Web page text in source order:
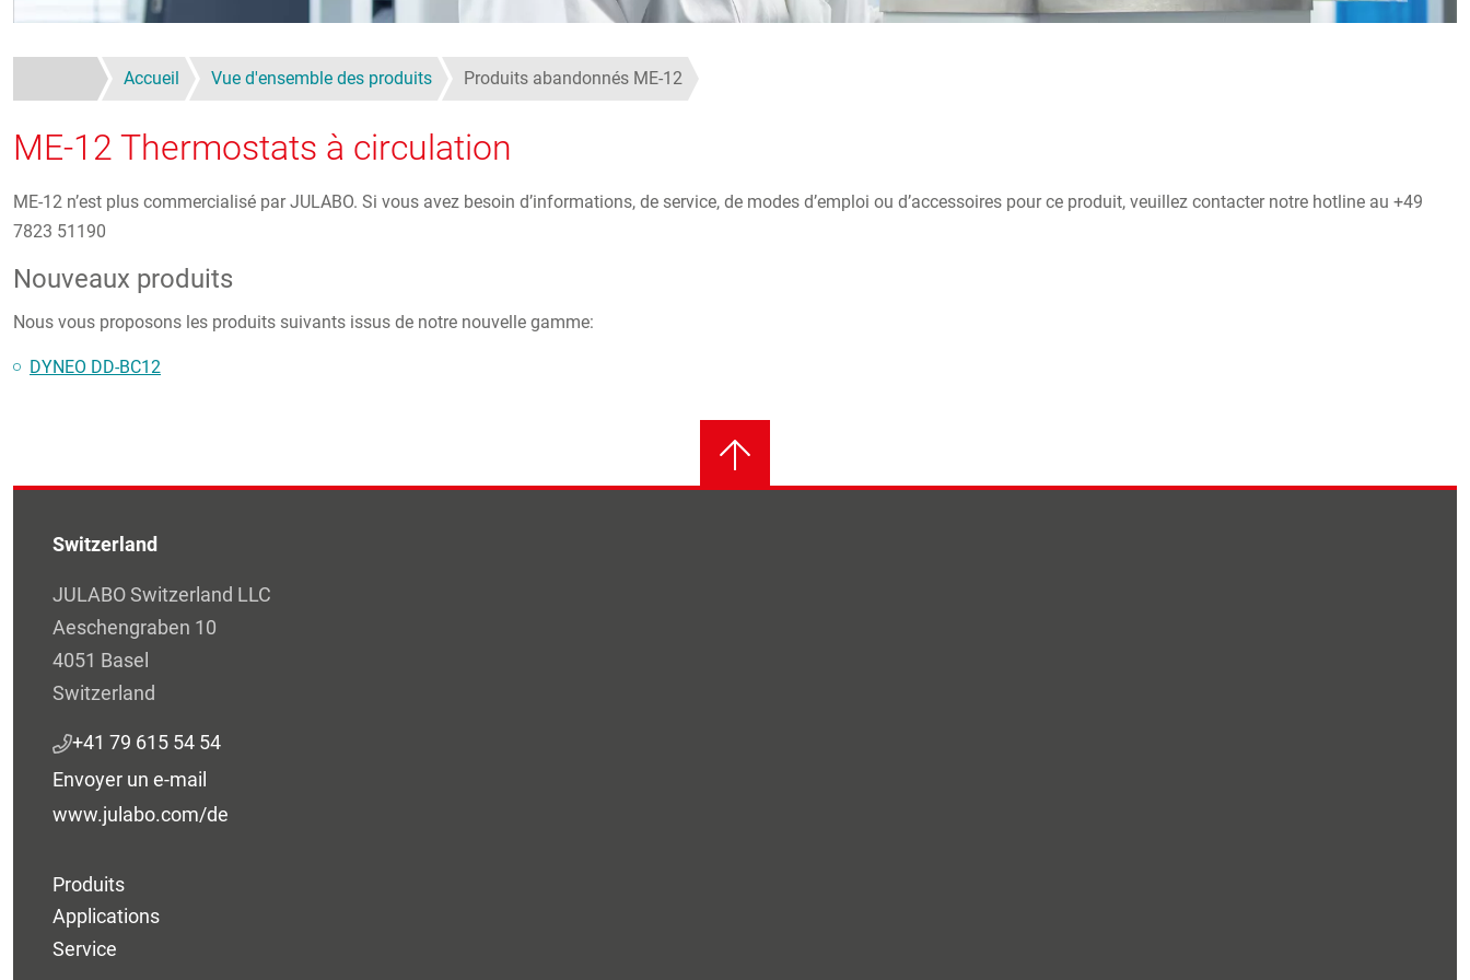
Accueil Vue d'ensemble des produits Produits abandonnés ME-12
ME-12 Thermostats à circulation
ME-12 n’est plus commercialisé par JULABO. Si vous avez besoin d’informations, de service, de modes d’emploi ou d’accessoires pour ce produit, veuillez contacter notre hotline au +49
7823 51190
Nouveaux produits
Nous vous proposons les produits suivants issus de notre nouvelle gamme:
DYNEO DD-BC12
Switzerland
JULABO Switzerland LLC
Aeschengraben 10
4051 Basel
Switzerland
+41 79 615 54 54
Envoyer un e-mail
www.julabo.com/de
Produits
Applications
Service